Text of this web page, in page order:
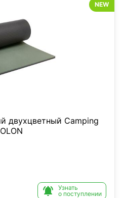
двухцветный Camping

Узнать
о поступлении
NEW